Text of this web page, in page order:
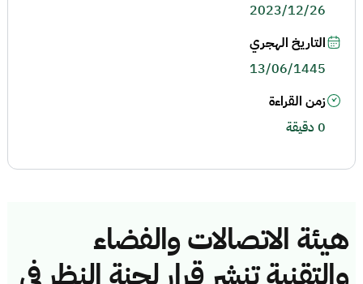
هيئة الاتصالات والفضاء
والتقنية تنشر قرار لجنة النظر في
2023/12/26
التاريخ الهجري
13/06/1445
زمن القراءة
0 دقيقة